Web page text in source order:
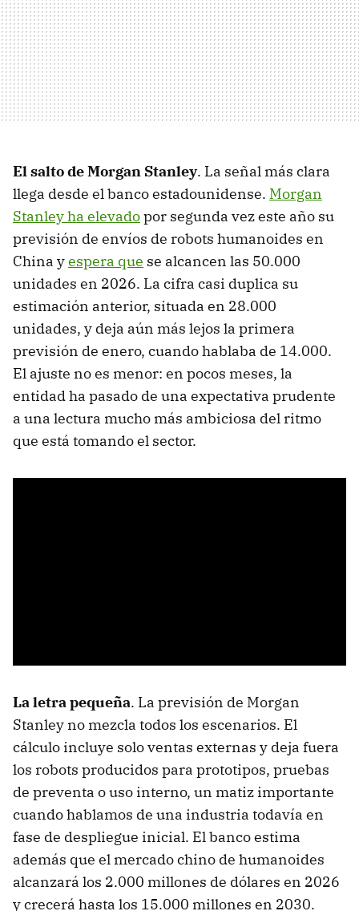
El salto de Morgan Stanley. La señal más clara
llega desde el banco estadounidense. Morgan
Stanley ha elevadopor segunda vez este año su
previsión de envíos de robots humanoides en
China yespera que se alcancen las 50.000
unidades en 2026. La cifra casi duplica su
estimación anterior, situada en 28.000
unidades, y deja aún más lejos la primera
previsión de enero, cuando hablaba de 14.000.
El ajuste no es menor: en pocos meses, la
entidad ha pasado de una expectativa prudente
a una lectura mucho más ambiciosa del ritmo
que está tomando el sector.
La letra pequeña. La previsión de Morgan
Stanley no mezcla todos los escenarios. El
cálculo incluye solo ventas externas y deja fuera
los robots producidos para prototipos, pruebas
de preventa o uso interno, un matiz importante
cuando hablamos de una industria todavía en
fase de despliegue inicial. El banco estima
además que el mercado chino de humanoides
alcanzará los 2.000 millones de dólares en 2026
y crecerá hasta los 15.000 millones en 2030.